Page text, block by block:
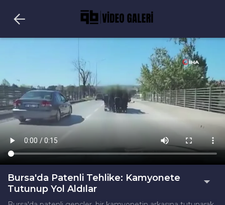
Bursa'da Patenli Tehlike: Kamyonete
Tutunup Yol Aldılar